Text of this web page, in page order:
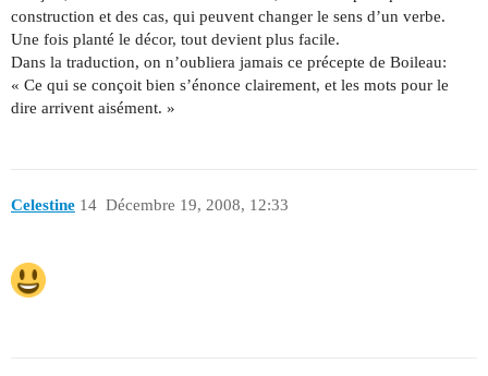
construction et des cas, qui peuvent changer le sens d’un verbe.
Une fois planté le décor, tout devient plus facile.
Dans la traduction, on n’oubliera jamais ce précepte de Boileau:
« Ce qui se conçoit bien s’énonce clairement, et les mots pour le
dire arrivent aisément. »
Celestine Décembre 19, 2008, 12:33
14